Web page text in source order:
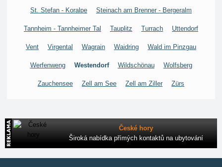
St. Stefan - Koralpe Steinach am Brenner - Bergeralm
Tannheim - Tannheimer Tal Tauplitz Turrach Uttendorf
Vent Virgental Wagrain Waidring Wald im Pinzgau
Werfenweng Westendorf Wildschönau Wolfsberg
Zauchensee Zell am See Zell am Ziller Zürs
České hory
Široká nabídka přímých kontaktů na ubytování